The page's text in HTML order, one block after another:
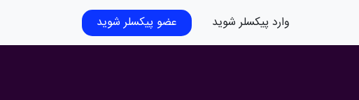
وارد پیکسلر شوید عضو پیکسلر شوید